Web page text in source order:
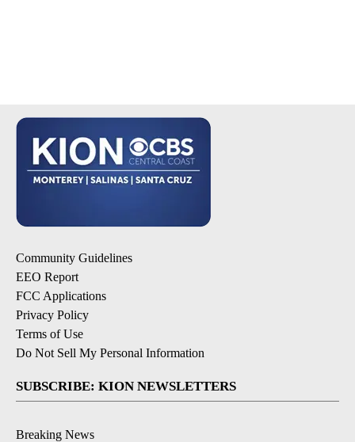
Community Guidelines
EEO Report
FCC Applications
Privacy Policy
Terms of Use
Do Not Sell My Personal Information
SUBSCRIBE: KION NEWSLETTERS
Breaking News